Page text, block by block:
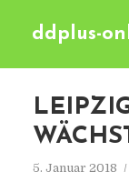
ddplus-
5. Januar 2018